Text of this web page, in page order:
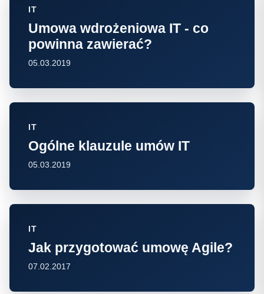
IT
Umowa wdrożeniowa IT - co
powinna zawierać?
05.03.2019
IT
Ogólne klauzule umów IT
05.03.2019
IT
Jak przygotować umowę Agile?
07.02.2017